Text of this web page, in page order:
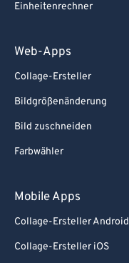
Einheitenrechner
Web-Apps
Collage-Ersteller
Bildgrößenänderung
Bild zuschneiden
Farbwähler
Mobile Apps
Collage-Ersteller Android
Collage-Ersteller iOS